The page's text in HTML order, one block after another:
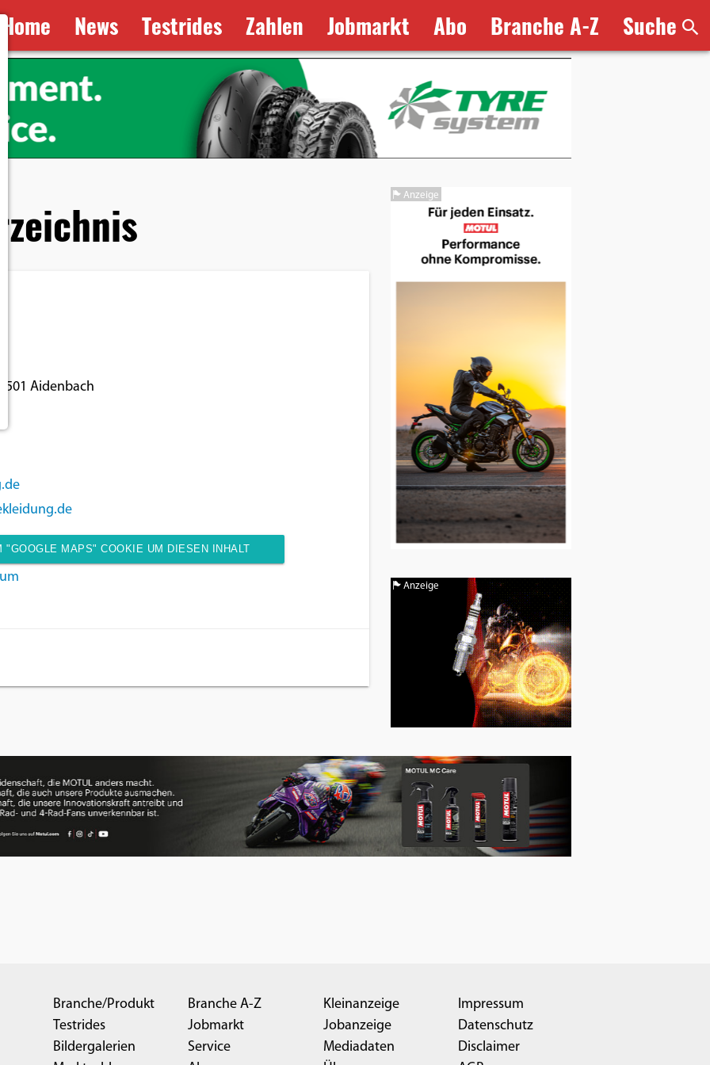
Home News Testrides Zahlen Jobmarkt Abo Branche A-Z Suche
Aidenbach
"GOOGLE MAPS" COOKIE UM DIESEN INHALT
Anzeige
Anzeige
Branche/Produkt
Testrides
Bildergalerien
Branche A-Z
Jobmarkt
Service
Kleinanzeige
Jobanzeige
Mediadaten
Impressum
Datenschutz
Disclaimer